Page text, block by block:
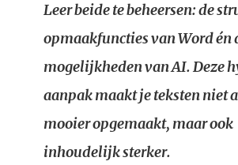
Leer beide te beheersen: de
opmaakfuncties van Word én
mogelijkheden van AI. Deze
aanpak maakt je teksten niet
mooier opgemaakt, maar ook
inhoudelijk sterker.